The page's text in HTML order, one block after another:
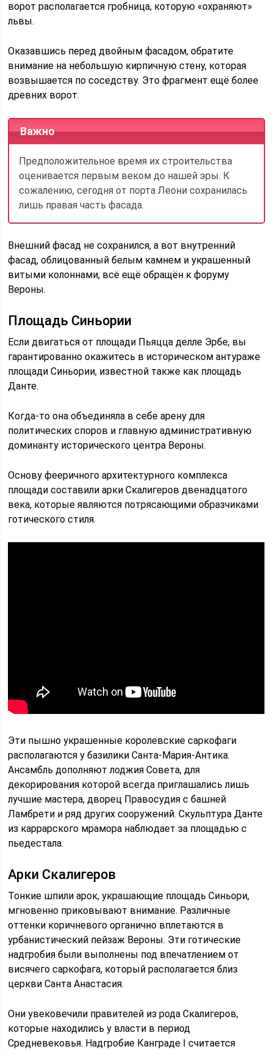
ворот располагается гробница, которую «охраняют»
львы.
Оказавшись перед двойным фасадом, обратите
внимание на небольшую кирпичную стену, которая
возвышается по соседству. Это фрагмент ещё более
древних ворот.
Важно
Предположительное время их строительства
оценивается первым веком до нашей эры. К
сожалению, сегодня от порта Леони сохранилась
лишь правая часть фасада.
Внешний фасад не сохранился, а вот внутренний
фасад, облицованный белым камнем и украшенный
витыми колоннами, всё ещё обращён к форуму
Вероны.
Площадь Синьории
Если двигаться от площади Пьяцца делле Эрбе, вы
гарантированно окажитесь в историческом антураже
площади Синьории, известной также как площадь
Данте.
Когда-то она объединяла в себе арену для
политических споров и главную административную
доминанту исторического центра Вероны.
Основу фееричного архитектурного комплекса
площади составили арки Скалигеров двенадцатого
века, которые являются потрясающими образчиками
готического стиля.
Эти пышно украшенные королевские саркофаги
располагаются у базилики Санта-Мария-Антика.
Ансамбль дополняют лоджия Совета, для
декорирования которой всегда приглашались лишь
лучшие мастера, дворец Правосудия с башней
Ламбрети и ряд других сооружений. Скульптура Данте
из каррарского мрамора наблюдает за площадью с
пьедестала.
Арки Скалигеров
Тонкие шпили арок, украшающие площадь Синьори,
мгновенно приковывают внимание. Различные
оттенки коричневого органично вплетаются в
урбанистический пейзаж Вероны. Эти готические
надгробия были выполнены под впечатлением от
висячего саркофага, который располагается близ
церкви Санта Анастасия.
Они увековечили правителей из рода Скалигеров,
которые находились у власти в период
Средневековья. Надгробие Канграде I считается